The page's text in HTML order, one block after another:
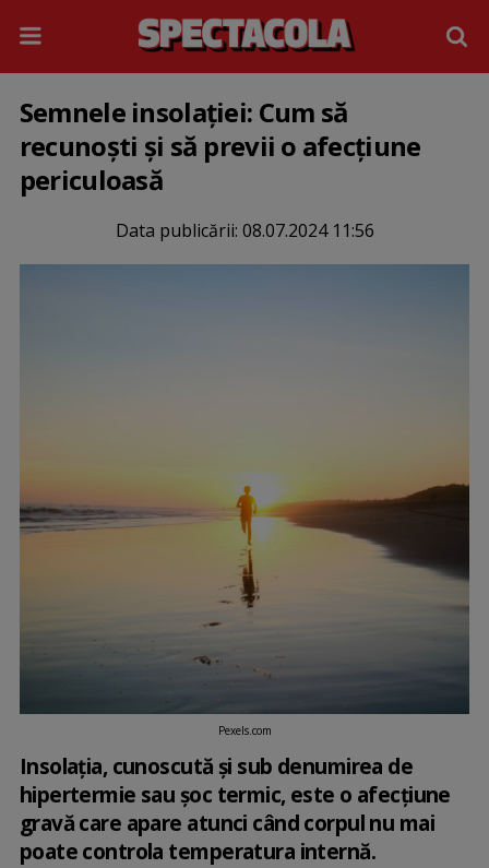
Semnele insolației: Cum să
recunoști și să previi o afecțiune
periculoasă
Data publicării: 08.07.2024 11:56
Pexels.com
Insolația, cunoscută și sub denumirea de
hipertermie sau șoc termic, este o afecțiune
gravă care apare atunci când corpul nu mai
poate controla temperatura internă.